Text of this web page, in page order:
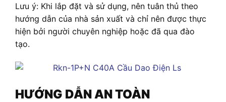
Lưu ý: Khi lắp đặt và sử dụng, nên tuân thủ theo
hướng dẫn của nhà sản xuất và chỉ nên được thực
hiện bởi người chuyên nghiệp hoặc đã qua đào
tạo.
HƯỚNG DẪN AN TOÀN